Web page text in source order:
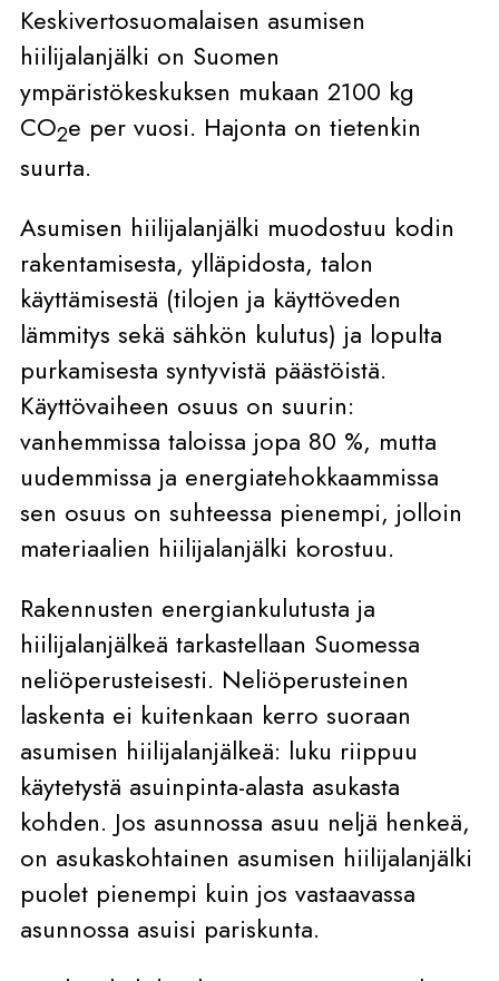
Keskivertosuomalaisen asumisen
hiilijalanjälki on Suomen
ympäristökeskuksen mukaan 2100 kg
CO2e per vuosi. Hajonta on tietenkin
suurta.
Asumisen hiilijalanjälki muodostuu kodin
rakentamisesta, ylläpidosta, talon
käyttämisestä (tilojen ja käyttöveden
lämmitys sekä sähkön kulutus) ja lopulta
purkamisesta syntyvistä päästöistä.
Käyttövaiheen osuus on suurin:
vanhemmissa taloissa jopa 80 %, mutta
uudemmissa ja energiatehokkaammissa
sen osuus on suhteessa pienempi, jolloin
materiaalien hiilijalanjälki korostuu.
Rakennusten energiankulutusta ja
hiilijalanjälkeä tarkastellaan Suomessa
neliöperusteisesti. Neliöperusteinen
laskenta ei kuitenkaan kerro suoraan
asumisen hiilijalanjälkeä: luku riippuu
käytetystä asuinpinta-alasta asukasta
kohden. Jos asunnossa asuu neljä henkeä,
on asukaskohtainen asumisen hiilijalanjälki
puolet pienempi kuin jos vastaavassa
asunnossa asuisi pariskunta.